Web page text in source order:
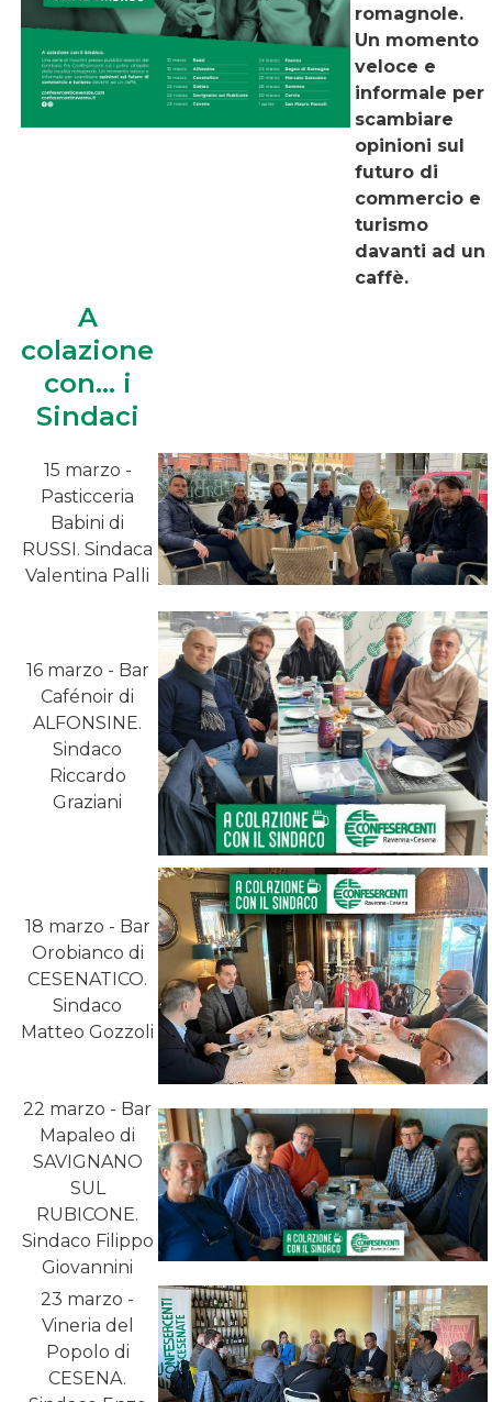
romagnole.
Un momento
veloce e
informale per
scambiare
opinioni sul
futuro di
commercio e
turismo
davanti ad un
caffè.
A
colazione
con... i
Sindaci
15 marzo -
Pasticceria
Babini di
RUSSI. Sindaca
Valentina Palli
16 marzo - Bar
Cafénoir di
ALFONSINE.
Sindaco
Riccardo
Graziani
18 marzo - Bar
Orobianco di
CESENATICO.
Sindaco
Matteo Gozzoli
22 marzo - Bar
Mapaleo di
SAVIGNANO
SUL
RUBICONE.
Sindaco Filippo
Giovannini
23 marzo -
Vineria del
Popolo di
CESENA.